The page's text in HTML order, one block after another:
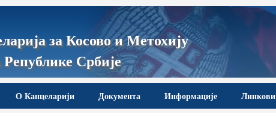
за Косово и Метохију
Србије
О Канцеларији Документа Информације Линкови